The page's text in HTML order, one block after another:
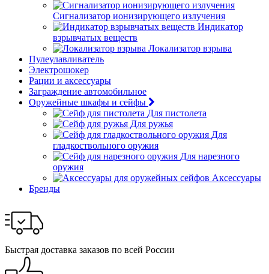
Сигнализатор ионизирующего излучения
Индикатор
взрывчатых веществ
Локализатор взрыва
Пулеулавливатель
Электрошокер
Рации и аксессуары
Заграждение автомобильное
Оружейные шкафы и сейфы
Для пистолета
Для ружья
Для
гладкоствольного оружия
Для нарезного
оружия
Аксессуары
Бренды
Быстрая доставка заказов по всей России